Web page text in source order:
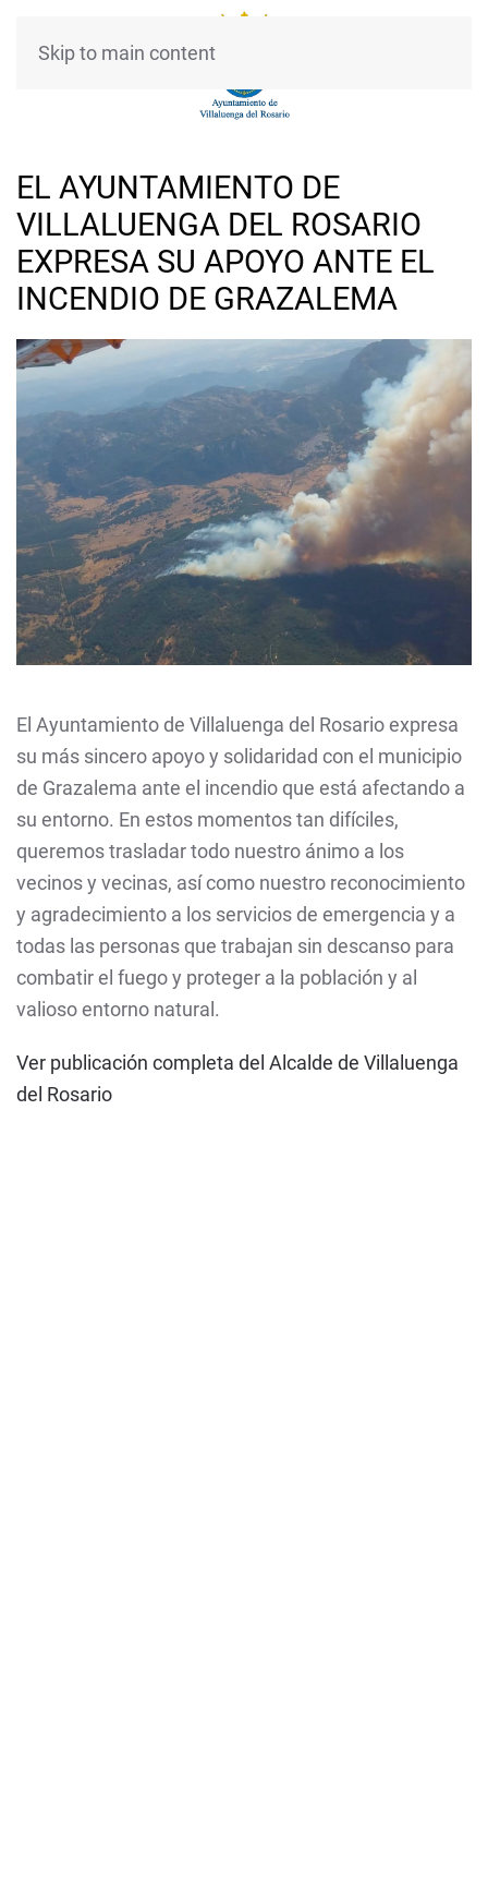
Skip to main content
EL AYUNTAMIENTO DE
VILLALUENGA DEL ROSARIO
EXPRESA SU APOYO ANTE EL
INCENDIO DE GRAZALEMA
El Ayuntamiento de Villaluenga del Rosario expresa
su más sincero apoyo y solidaridad con el municipio
de Grazalema ante el incendio que está afectando a
su entorno. En estos momentos tan difíciles,
queremos trasladar todo nuestro ánimo a los
vecinos y vecinas, así como nuestro reconocimiento
y agradecimiento a los servicios de emergencia y a
todas las personas que trabajan sin descanso para
combatir el fuego y proteger a la población y al
valioso entorno natural.
Ver publicación completa del Alcalde de Villaluenga
del Rosario